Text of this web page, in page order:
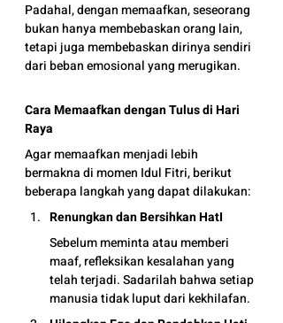
Padahal, dengan memaafkan, seseorang
bukan hanya membebaskan orang lain,
tetapi juga membebaskan dirinya sendiri
dari beban emosional yang merugikan.
Cara Memaafkan dengan Tulus di Hari
Raya
Agar memaafkan menjadi lebih
bermakna di momen Idul Fitri, berikut
beberapa langkah yang dapat dilakukan:
Renungkan dan Bersihkan HatI
Sebelum meminta atau memberi
maaf, refleksikan kesalahan yang
telah terjadi. Sadarilah bahwa setiap
manusia tidak luput dari kekhilafan.